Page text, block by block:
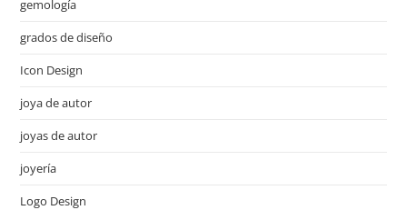
gemología
grados de diseño
Icon Design
joya de autor
joyas de autor
joyería
Logo Design